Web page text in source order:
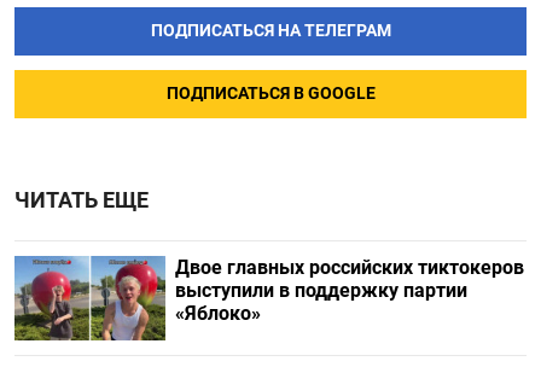
ПОДПИСАТЬСЯ НА ТЕЛЕГРАМ
ПОДПИСАТЬСЯ В GOOGLE
ЧИТАТЬ ЕЩЕ
Двое главных российских тиктокеров
выступили в поддержку партии
«Яблоко»